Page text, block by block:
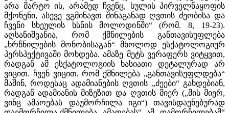
არა მარტო ის, არამედ ჩვენც, სულის პირველნაყოფის
მქონენი, ასევე ვგმინავთ შინაგანად ღვთის ძეობისა და
ჩვენი სხეულის ხსნის მოლოდინში“ (რომ. 8, 19-23).
აღსანიშვანია, რომ ქმნილების განთავისუფლება
„ხრწნილების მონობისაგან“ მხოლოდ ესქატოლოგიურ
პერსპექტივაში მოხდება. ამაზე მეტს ვერაფერს ვიტყვით,
რადგან ამ ესქატოლოგიის ხასიათი დეტალურად არ
ვიცით. ჩვენ ვიცით, რომ ქმნილება „განთავისუფლდება“
მაშინ, როდესაც ადამიანების ღვთის „ძეები“ გახდებიან,
რადგან ადამიანის მიზეზით და ღვთის მიერ („მის მიერ,
ვინც ამაოებას დაუმორჩილა იგი“) თავისდაუნებურად